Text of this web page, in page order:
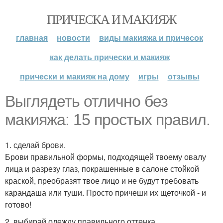
ПРИЧЕСКА И МАКИЯЖ
главная новости
виды макияжа и причесок
как делать прически и макияж
прически и макияж на дому
игры отзывы
Выглядеть отлично без
макияжа: 15 простых правил.
1. сделай брови.
Брови правильной формы, подходящей твоему овалу
лица и разрезу глаз, покрашенные в салоне стойкой
краской, преобразят твое лицо и не будут требовать
карандаша или туши. Просто причеши их щеточкой - и
готово!